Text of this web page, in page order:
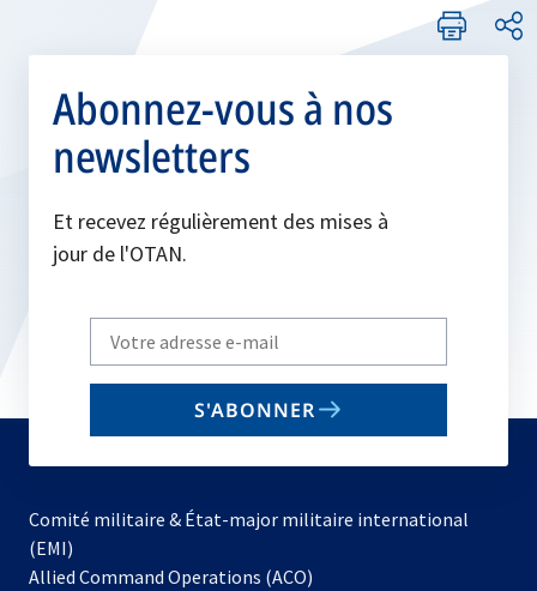
Abonnez-vous à nos
newsletters
Et recevez régulièrement des mises à
jour de l'OTAN.
Write
your
email
S'ABONNER
Comité militaire & État-major militaire international
(EMI)
Allied Command Operations (ACO)